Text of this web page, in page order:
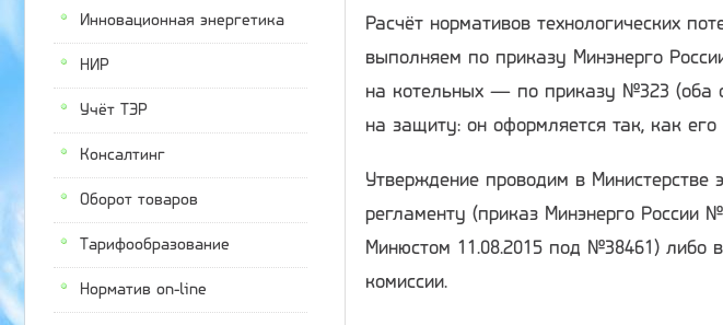
Инновационная энергетика
НИР
Учёт ТЭР
Консалтинг
Оборот товаров
Тарифообразование
Норматив on-line
Расчёт нормативов технологических
выполняем по приказу Минэнерго
на котельных — по приказу №323 (оба
на защиту: он оформляется так, как его
Утверждение проводим в Министерстве
регламенту (приказ Минэнерго России
Минюстом 11.08.2015 под №38461) либо
комиссии.